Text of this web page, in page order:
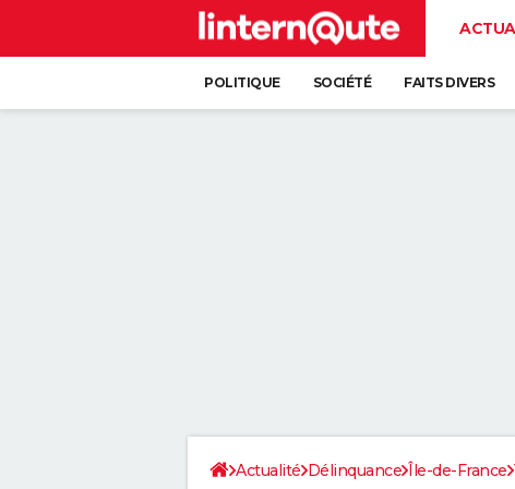
POLITIQUE SOCIÉTÉ FAITS DIVERS
Actualité Délinquance Île-de-France